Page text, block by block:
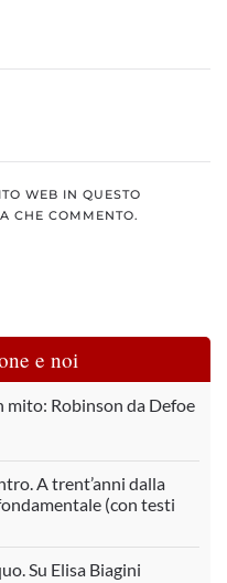
WEB IN QUESTO
CHE COMMENTO.
e noi
mito: Robinson da Defoe
A trent’anni dalla
(con testi
Su Elisa Biagini